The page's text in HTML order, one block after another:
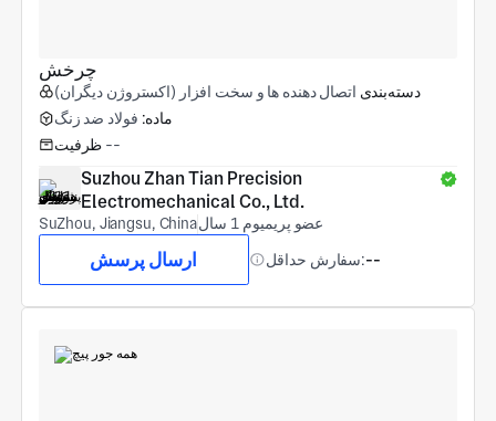
چرخش
دسته‌بندی اتصال دهنده ها و سخت افزار (اکستروژن دیگران)
ماده: فولاد ضد زنگ
ظرفیت --
Suzhou Zhan Tian Precision
Electromechanical Co., Ltd.
SuZhou, Jiangsu, China عضو پریمیوم 1 سال
ارسال پرسش سفارش حداقل:--